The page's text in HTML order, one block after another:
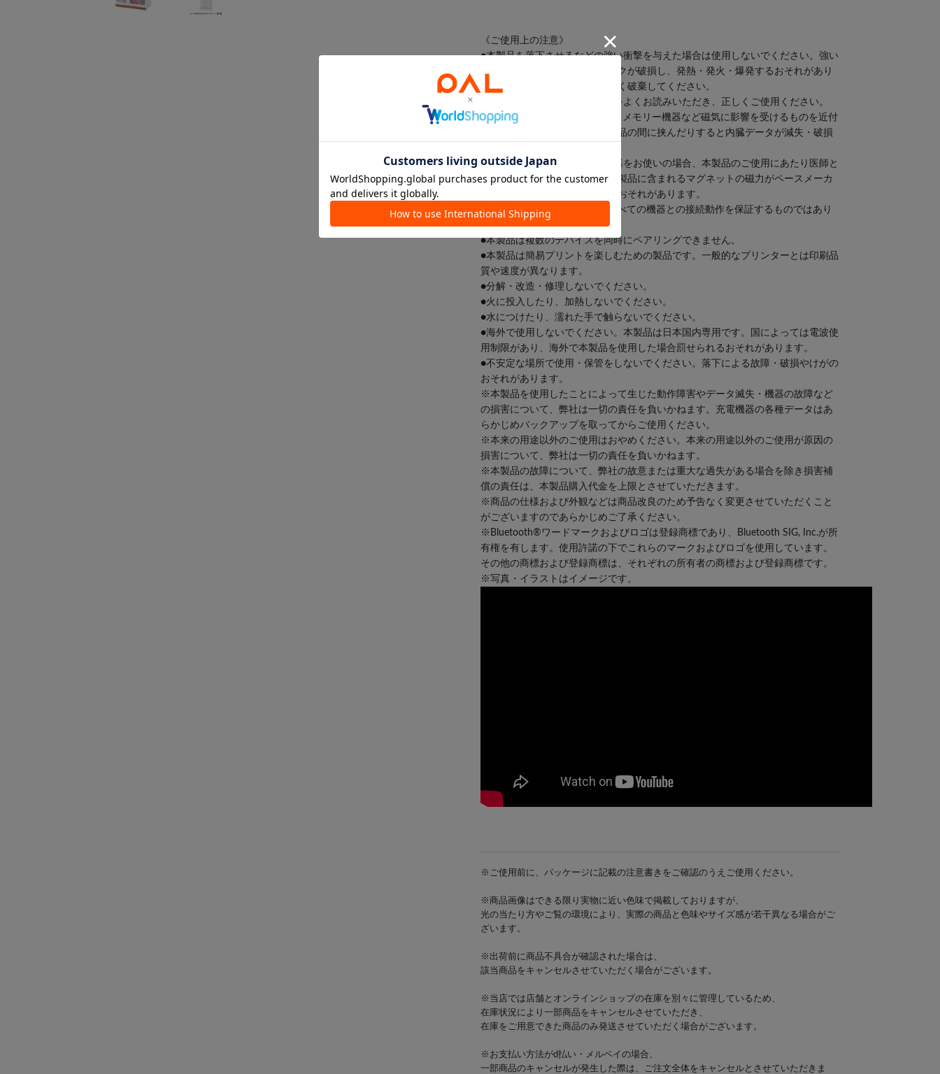
《ご使用上の注意》
●本製品を落下させるなどの強い衝撃を与えた場合は使用しないでください。強い
衝撃で本製品の内部や電池パックが破損し、発熱・発火・爆発するおそれがあり
ます。必ず使用を中止し、正しく破棄してください。
●ご使用前に同梱の取扱説明書をよくお読みいただき、正しくご使用ください。
●クレジットカードやICカード、メモリー機器など磁気に影響を受けるものを近付
けたり、スマートフォンと本製品の間に挟んだりすると内臓データが減失・破損
●ペースメーカーなどの医療機器をお使いの場合、本製品のご使用にあたり医師と
あらかじめご相談ください。本製品に含まれるマグネットの磁力がペースメーカ
ーや医療機器に悪影響を及ぼすおそれがあります。
●本製品は、Bluetooth対応のすべての機器との接続動作を保証するものではあり
ません。
●本製品は複数のデバイスを同時にペアリングできません。
●本製品は簡易プリントを楽しむための製品です。一般的なプリンターとは印刷品
質や速度が異なります。
●分解・改造・修理しないでください。
●火に投入したり、加熱しないでください。
●水につけたり、濡れた手で触らないでください。
●海外で使用しないでください。本製品は日本国内専用です。国によっては電波使
用制限があり、海外で本製品を使用した場合罰せられるおそれがあります。
●不安定な場所で使用・保管をしないでください。落下による故障・破損やけがの
おそれがあります。
※本製品を使用したことによって生じた動作障害やデータ滅失・機器の故障など
の損害について、弊社は一切の責任を負いかねます。充電機器の各種データはあ
らかじめバックアップを取ってからご使用ください。
※本来の用途以外のご使用はおやめください。本来の用途以外のご使用が原因の
損害について、弊社は一切の責任を負いかねます。
※本製品の故障について、弊社の故意または重大な過失がある場合を除き損害補
償の責任は、本製品購入代金を上限とさせていただきます。
※商品の仕様および外観などは商品改良のため予告なく変更させていただくこと
がございますのであらかじめご了承ください。
※Bluetooth®ワードマークおよびロゴは登録商標であり、Bluetooth SIG, Inc.が所
有権を有します。使用許諾の下でこれらのマークおよびロゴを使用しています。
その他の商標および登録商標は、それぞれの所有者の商標および登録商標です。
※写真・イラストはイメージです。
※ご使用前に、パッケージに記載の注意書きをご確認のうえご使用ください。
※商品画像はできる限り実物に近い色味で掲載しておりますが、
光の当たり方やご覧の環境により、実際の商品と色味やサイズ感が若干異なる場合がご
ざいます。
※出荷前に商品不具合が確認された場合は、
該当商品をキャンセルさせていただく場合がございます。
※当店では店舗とオンラインショップの在庫を別々に管理しているため、
在庫状況により一部商品をキャンセルさせていただき、
在庫をご用意できた商品のみ発送させていただく場合がございます。
※お支払い方法がd払い・メルペイの場合、
一部商品のキャンセルが発生した際は、ご注文全体をキャンセルとさせていただきま